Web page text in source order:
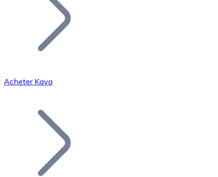
Bitcoin
Acheter Kava